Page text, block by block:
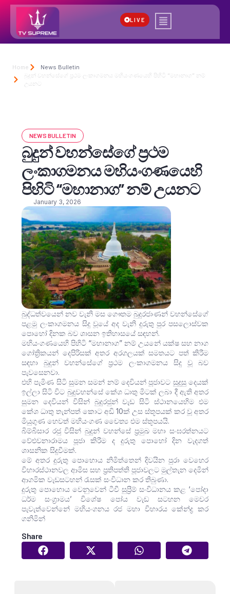
LIVE
Home
News Bulletin
බුදුන් වහන්සේගේ ප්‍රථම ලංකාගමනය මහියංගණයෙහි පිහිටි “මහානාග” නම්
උයනට
NEWS BULLETIN
බුදුන් වහන්සේගේ ප්‍රථම
ලංකාගමනය මහියංගණයෙහි
පිහිටි “මහානාග” නම් උයනට
January 3, 2026
බුද්ධත්වයෙන් නව වැනි මස ගෞතම බුදුරජාණන් වහන්සේගේ
පළමු ලංකාගමනය සිදු වූයේ අද වැනි දුරුතු පුර පසලොස්වක
පොහෝ දිනක බව ශාසන ඉතිහාසයේ සඳහන්.‍
මහියංගණයෙහි පිහිටි “මහානාග” නම් උයනේ යක්ෂ සහ නාග
ගෝත්‍රිකයන් දෙපිරිසක් අතර අරගලයක් සමතයට පත් කිරීම
සඳහා බුදුන් වහන්සේගේ ප්‍රථම ලංකාගමනය සිදු වූ බව
පැවසෙනවා.
එහි පැමිණ සිටි සුමන සමන් නම් දෙවියන් පූජාවට සුදුසු දෙයක්
ඉල්ලා සිටි විට බුදුවහන්සේ කේශ ධාතු මිටක් ලබා දී ඇති අතර
සුමන දෙවියන් විසින් බුදුරජුන් වැඩ සිටි ස්ථානයෙහිම එම
කේශ ධාතු තැන්පත් කොට අඩි 10ක් උස ස්තූපයක් කර වූ අතර
මියුගුණ හෙවත් මහියංගණ චෛත්‍ය එම ස්තූපයයි.
බිම්බිසාර රජු විසින් බුදුන් වහන්සේ ප්‍රමුඛ මහා සංඝරත්නයට
වේළුවනාරාමය පූජා කිරීම ද දුරුතු පොහෝ දින වැදගත්
ශාසනික සිදුවීමක්.
මේ අතර දුරුතු පොහොය නිමිත්තෙන් දිවයින පුරා වෙහෙර
විහාරස්ථානවල ආමිස සහ ප්‍රතිපත්ති පූජාවලට මුල්තැන දෙමින්
ආගමික වැඩසටහන් රැසක් සංවිධාන කර තිබුණා.‍
දුරුතු පොහොය වෙනුවෙන් ටීවී සුප්‍රීම් සංවිධානය කළ ‘පෝදා
ධර්ම සංග්‍රාමය’ විශේෂ පෝය වැඩ සටහන මෙවර
පැවැත්වෙන්නේ මහියංගනය රජ මහා විහාරය කේන්ද්‍ර කර
ගනිමින්
Share